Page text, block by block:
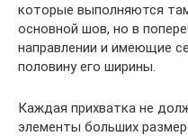
которые выполняются
основной шов, но в
направлении и имеющие
половину его ширины.
Каждая прихватка не
элементы больших